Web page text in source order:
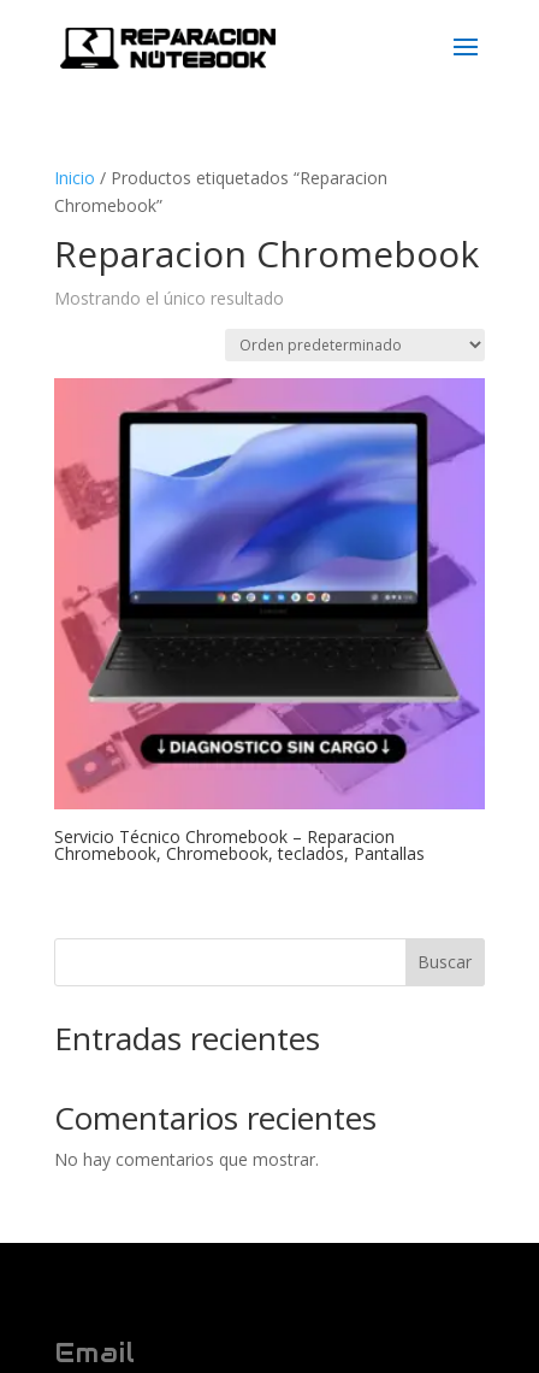
Inicio / Productos etiquetados “Reparacion
Chromebook”
Reparacion Chromebook
Mostrando el único resultado
Servicio Técnico Chromebook – Reparacion
Chromebook, Chromebook, teclados, Pantallas
Buscar
Entradas recientes
Comentarios recientes
No hay comentarios que mostrar.
Email